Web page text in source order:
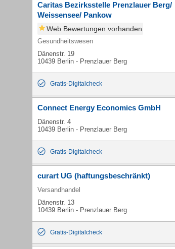
Caritas Bezirksstelle Prenzlauer Berg/
Weissensee/ Pankow
Web Bewertungen vorhanden
Gesundheitswesen
Dänenstr. 19
10439 Berlin - Prenzlauer Berg
Gratis-Digitalcheck
Connect Energy Economics GmbH
Dänenstr. 4
10439 Berlin - Prenzlauer Berg
Gratis-Digitalcheck
curart UG (haftungsbeschränkt)
Versandhandel
Dänenstr. 13
10439 Berlin - Prenzlauer Berg
Gratis-Digitalcheck